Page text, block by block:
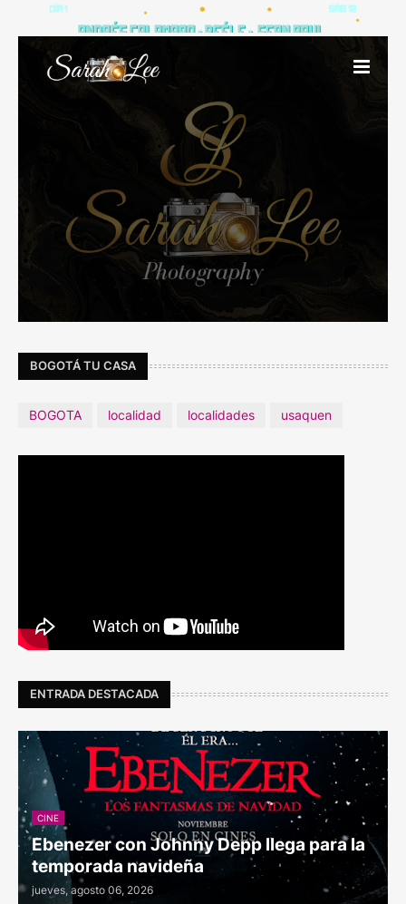
BOGOTÁ TU CASA
BOGOTA localidad localidades usaquen
ENTRADA DESTACADA
CINE
Ebenezer con Johnny Depp llega para la
temporada navideña
jueves, agosto 06, 2026